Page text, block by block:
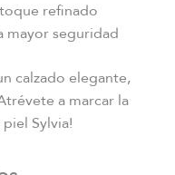
refinado
seguridad
calzado elegante,
a marcar la
Sylvia!